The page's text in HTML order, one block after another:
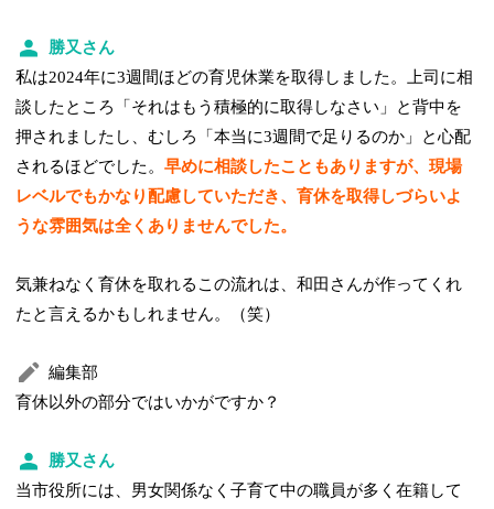
勝又さん
私は2024年に3週間ほどの育児休業を取得しました。上司に相
談したところ「それはもう積極的に取得しなさい」と背中を
押されましたし、むしろ「本当に3週間で足りるのか」と心配
されるほどでした。早めに相談したこともありますが、現場
レベルでもかなり配慮していただき、育休を取得しづらいよ
うな雰囲気は全くありませんでした。
気兼ねなく育休を取れるこの流れは、和田さんが作ってくれ
たと言えるかもしれません。（笑）
編集部
育休以外の部分ではいかがですか？
勝又さん
当市役所には、男女関係なく子育て中の職員が多く在籍して